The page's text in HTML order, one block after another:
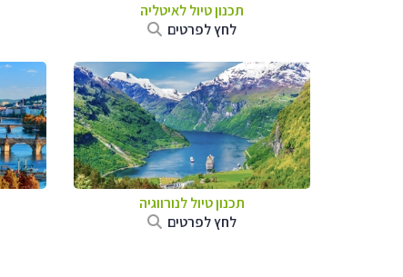
תכנון טיול לאיטליה
לחץ לפרטים
תכנון טיול לנורווגיה
לחץ לפרטים